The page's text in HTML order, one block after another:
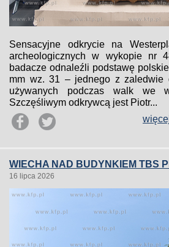
Sensacyjne odkrycie na
archeologicznych w wykopie nr
badacze odnaleźli podstawę
mm wz. 31 – jednego z zaledwie
używanych podczas walk we
Szczęśliwym odkrywcą jest Piotr...
WIECHA NAD BUDYNKIEM TBS
16 lipca 2026